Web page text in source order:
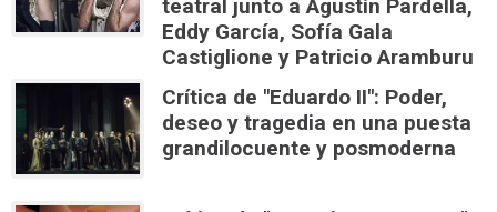
teatral junto a Agustín Pardella,
Eddy García, Sofía Gala
Castiglione y Patricio Aramburu
Crítica de "Eduardo II": Poder,
deseo y tragedia en una puesta
grandilocuente y posmoderna